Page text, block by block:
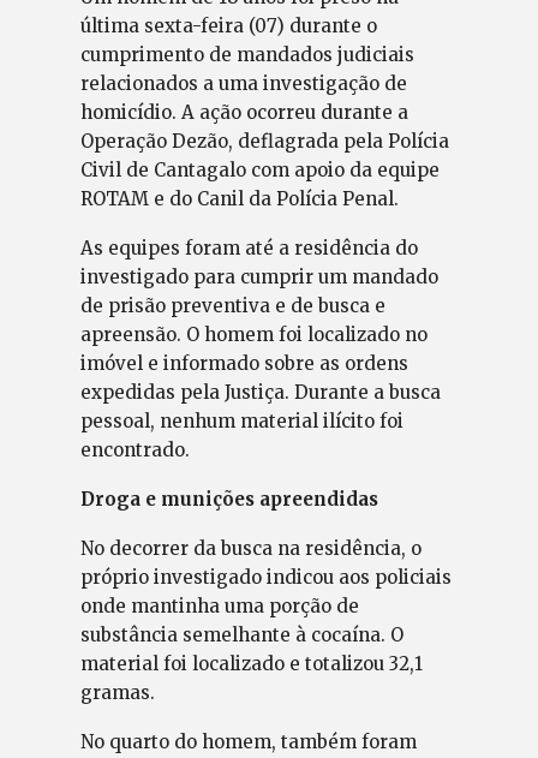
última sexta-feira (07) durante o
cumprimento de mandados judiciais
relacionados a uma investigação de
homicídio. A ação ocorreu durante a
Operação Dezão, deflagrada pela Polícia
Civil de Cantagalo com apoio da equipe
ROTAM e do Canil da Polícia Penal.
As equipes foram até a residência do
investigado para cumprir um mandado
de prisão preventiva e de busca e
apreensão. O homem foi localizado no
imóvel e informado sobre as ordens
expedidas pela Justiça. Durante a busca
pessoal, nenhum material ilícito foi
encontrado.
Droga e munições apreendidas
No decorrer da busca na residência, o
próprio investigado indicou aos policiais
onde mantinha uma porção de
substância semelhante à cocaína. O
material foi localizado e totalizou 32,1
gramas.
No quarto do homem, também foram